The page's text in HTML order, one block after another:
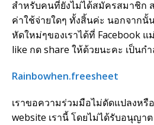
สำหรับคนที่ยังไม่ได้สมัครสมาชิก
ค่าใช้จ่ายใดๆ ทั้งสิ้นค่ะ นอกจากนั้
หัดใหม่ๆของเราได้ที่ Facebook
like กด share ให้ด้วยนะคะ เป็นก
Rainbowhen.freesheet
เราขอความร่วมมือไม่ดัดแปลงห
website เรานี้ โดยไม่ได้รับอนุญา